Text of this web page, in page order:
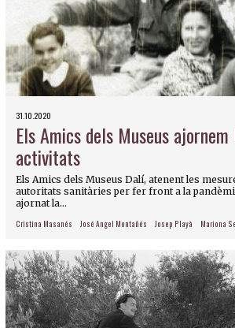
31.10.2020
Els Amics dels Museus
activitats
Els Amics dels Museus Dalí, atenent les
autoritats sanitàries per fer front a la
ajornat la...
Cristina Masanés José Angel Montañés Josep Playà Mariona